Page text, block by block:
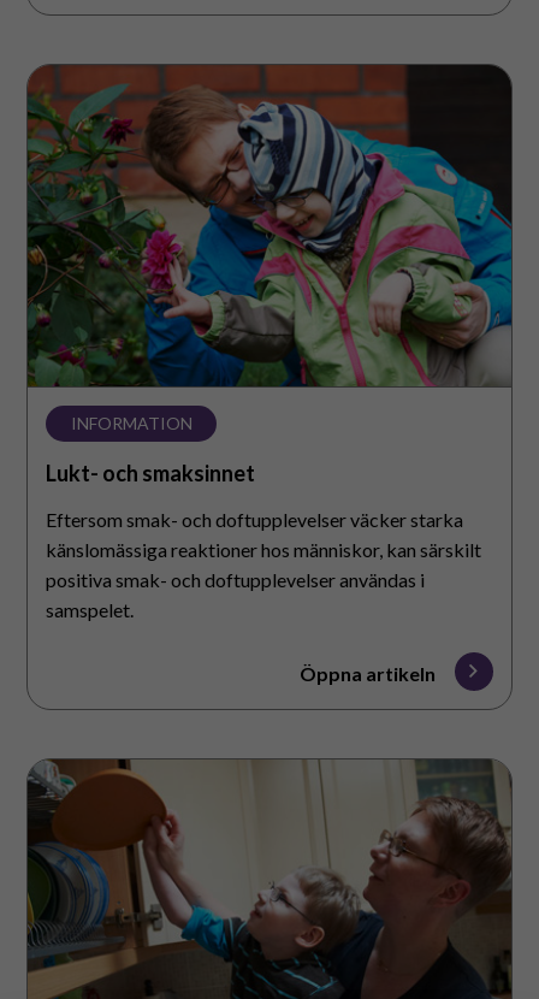
Lukt-
och
smaksinnet
INFORMATION
Lukt- och smaksinnet
Eftersom smak- och doftupplevelser väcker starka
känslomässiga reaktioner hos människor, kan särskilt
positiva smak- och doftupplevelser användas i
samspelet.
Öppna artikeln
Synsinnet